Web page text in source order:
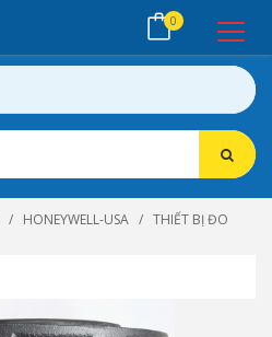
0
HONEYWELL-USA THIẾT BỊ ĐO